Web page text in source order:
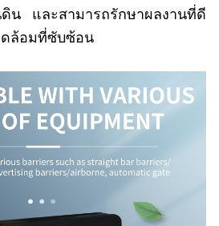
น และสามารถรักษาผลงานที่ดี
ล้อมที่ซับซ้อน